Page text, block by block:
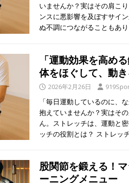
いませんか？実はその肩こ
ンスに悪影響を及ぼすサイ
ぬ不調につながることもあ
「運動効果を高め
体をほぐして、動
2026年2月26日
「毎日運動しているのに、
抱えていませんか？実はそ
ん。ストレッチは、運動と
ッチの役割とは？ ストレッ
股関節を鍛える！
ーニングメニュー